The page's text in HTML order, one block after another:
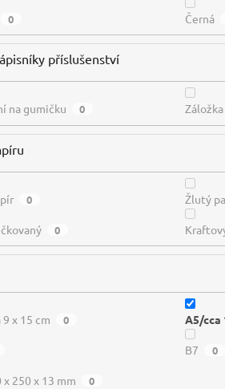
0 Černá
příslušenství
na gumičku 0 Záložka
0 Žlutý
0
x 15 cm 0 A5/cca
B7 0
x 250 x 13 mm 0